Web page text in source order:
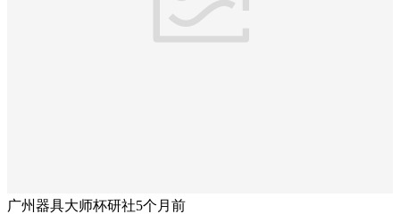
广州器具大师杯研社5个月前